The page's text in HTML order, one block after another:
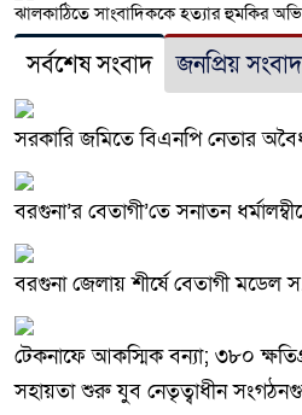
ঝালকাঠিতে সাংবাদিককে হত্যার হুমকির
সর্বশেষ সংবাদ জনপ্রিয় সংবাদ
সরকারি জমিতে বিএনপি নেতার
বরগুনা’র বেতাগী’তে সনাতন
বরগুনা জেলায় শীর্ষে বেতাগী মডেল
টেকনাফে আকস্মিক বন্যা; ৩৮০
সহায়তা শুরু যুব নেতৃত্বাধীন